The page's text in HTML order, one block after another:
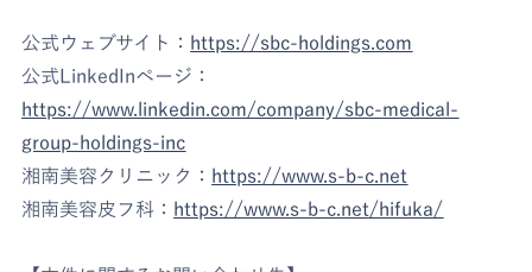
公式ウェブサイト： https://sbc-holdings.com
公式LinkedInページ：
https://www.linkedin.com/company/sbc-medical-
group-holdings-inc
湘南美容クリニック： https://www.s-b-c.net
湘南美容皮フ科： https://www.s-b-c.net/hifuka/